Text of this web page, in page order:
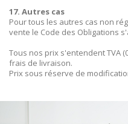
17. Autres cas
Pour tous les autres cas non
vente le Code des Obligations
Tous nos prix s'entendent TVA
frais de livraison.
Prix sous réserve de